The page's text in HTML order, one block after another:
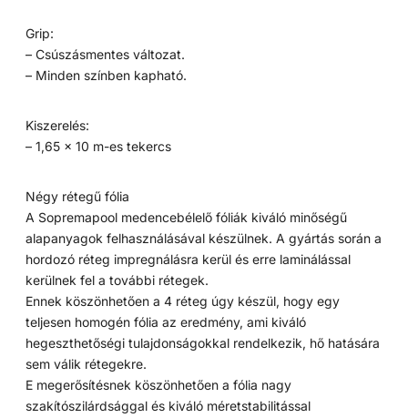
Grip:
– Csúszásmentes változat.
– Minden színben kapható.
Kiszerelés:
– 1,65 x 10 m-es tekercs
Négy rétegű fólia
A Sopremapool medencebélelő fóliák kiváló minőségű
alapanyagok felhasználásával készülnek. A gyártás során a
hordozó réteg impregnálásra kerül és erre laminálással
kerülnek fel a további rétegek.
Ennek köszönhetően a 4 réteg úgy készül, hogy egy
teljesen homogén fólia az eredmény, ami kiváló
hegeszthetőségi tulajdonságokkal rendelkezik, hő hatására
sem válik rétegekre.
E megerősítésnek köszönhetően a fólia nagy
szakítószilárdsággal és kiváló méretstabilitással